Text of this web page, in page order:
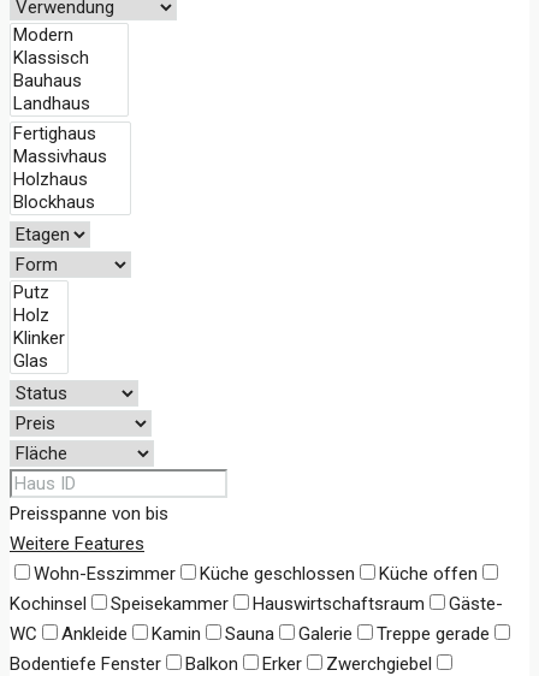
Preisspanne von bis
Weitere Features
Wohn-Esszimmer
Küche geschlossen
Küche offen
Kochinsel
Speisekammer Hauswirtschaftsraum
Gäste-
WC
Ankleide Kamin Sauna Galerie
Treppe gerade
Bodentiefe Fenster
Balkon Erker
Zwerchgiebel